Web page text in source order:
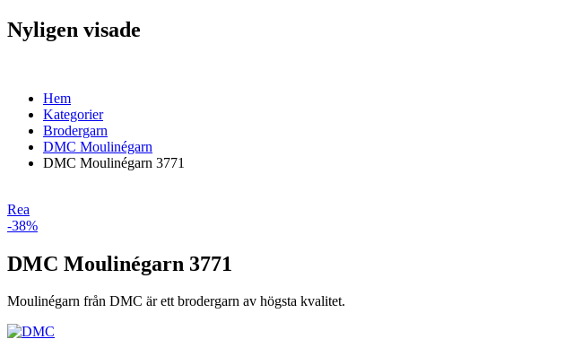
Nyligen visade
Hem
Kategorier
Brodergarn
DMC Moulinégarn
DMC Moulinégarn 3771
Rea
-38%
DMC Moulinégarn 3771
Moulinégarn från DMC är ett brodergarn av högsta kvalitet.